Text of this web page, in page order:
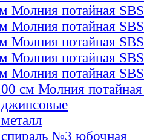
Молния потайная SBS
Молния потайная SBS
Молния потайная SBS
Молния потайная SBS
Молния потайная SBS
см Молния
№3 юбочная